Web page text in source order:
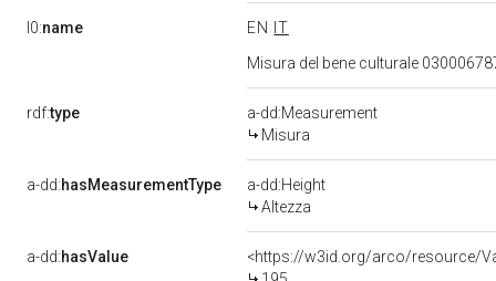
l0:name EN
IT
Misura del bene culturale
rdf:type
a-dd:Measurement
Misura
a-dd:hasMeasurementType
a-dd:Height
Altezza
a-dd:hasValue
<https://w3id.org/arco/resource/